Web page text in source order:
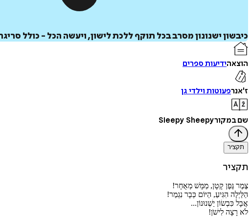
כיבשון ישנונון מסרב בכל תוקף ללכת לישון, ויעשה הכל - כולל
הוצאהידיעות ספרים
ז'אנרפעוטות וילדי גן
שם במקורSleepy Sheepy
תקציר
תקציר
צֶמֶר גֶּפֶן קָטָן, מַמָּשׁ מְאֻחָר!
הַלַּיְלָה הִגִּיעַ, הַיּוֹם כְּבָר נִגְמַר!
אֲבָל כִּבְשׂוֹן יַשְׁנוּנוֹן...
לֹא רָצָה לִישֹׁן!